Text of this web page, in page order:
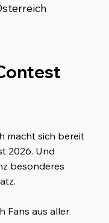
macht sich bereit
2026. Und
besonderes
Fans aus aller